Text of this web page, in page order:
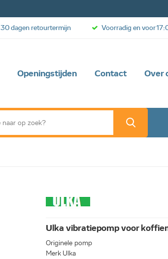
Openingstijden Contact Over
30 dagen retourtermijn Voorradig en voor
Ulka vibratiepomp voor
Originele pomp
Merk Ulka